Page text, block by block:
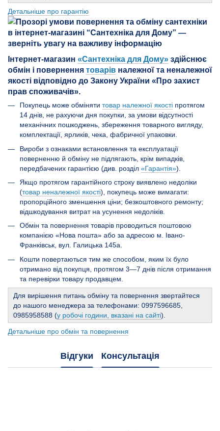
Детальніше про гарантію
Інтернет-магазин «Сантехніка для Дому» здійснює
обмін і повернення товарів належної та неналежної
якості відповідно до Закону України «Про захист
прав споживачів».
Покупець може обміняти товар належної якості протягом
14 днів, не рахуючи дня покупки, за умови відсутності
механічних пошкоджень, збереження товарного вигляду,
комплектації, ярликів, чека, фабричної упаковки.
Вироби з ознаками встановлення та експлуатації
поверненню й обміну не підлягають, крім випадків,
передбачених гарантією (див. розділ «Гарантія»).
Якщо протягом гарантійного строку виявлено недоліки
(товар неналежної якості), покупець може вимагати:
пропорційного зменшення ціни; безкоштовного ремонту;
відшкодування витрат на усунення недоліків.
Обмін та повернення товарів проводиться поштовою
компанією «Нова пошта» або за адресою м. Івано-
Франківськ, вул. Галицька 145а.
Кошти повертаються тим же способом, яким їх було
отримано від покупця, протягом 3—7 днів після отримання
та перевірки товару продавцем.
Для вирішення питань обміну та повернення звертайтеся
до нашого менеджера за телефонами: 0997596685,
0985958588 (у робочі години, вказані на сайті).
Детальніше про обмін та повернення
Відгуки Консультація